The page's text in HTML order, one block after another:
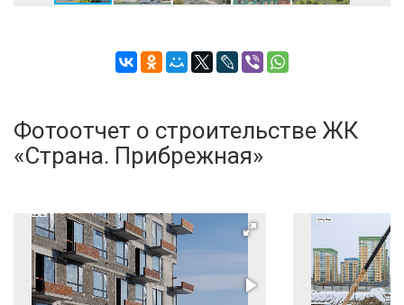
Фотоотчет о строительстве ЖК
«Страна. Прибрежная»